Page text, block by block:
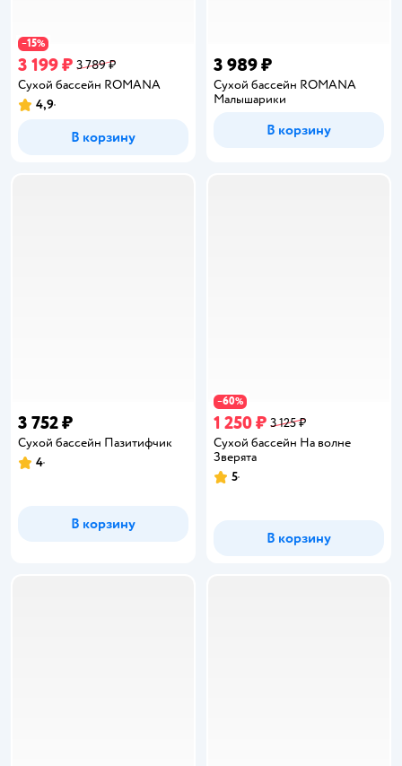
−15%
3 199 ₽ 3 789 ₽
Сухой бассейн ROMANA
Рейтинг:
4,9
В корзину
3 989 ₽
Сухой бассейн ROMANA
Малышарики
В корзину
3 752 ₽
Сухой бассейн Пазитифчик
Рейтинг:
4
В корзину
−60%
1 250 ₽ 3 125 ₽
Сухой бассейн На волне
Зверята
Рейтинг:
5
В корзину